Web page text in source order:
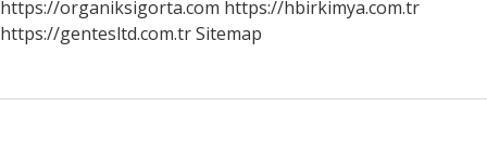
https://organiksigorta.com https://hbirkimya.com.tr
https://gentesltd.com.trSitemap